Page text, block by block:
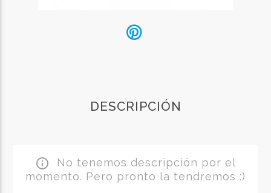
DESCRIPCIÓN
info_outline No tenemos descripción por el
momento. Pero pronto la tendremos :)